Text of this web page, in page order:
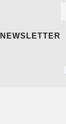
NEWSLETTER